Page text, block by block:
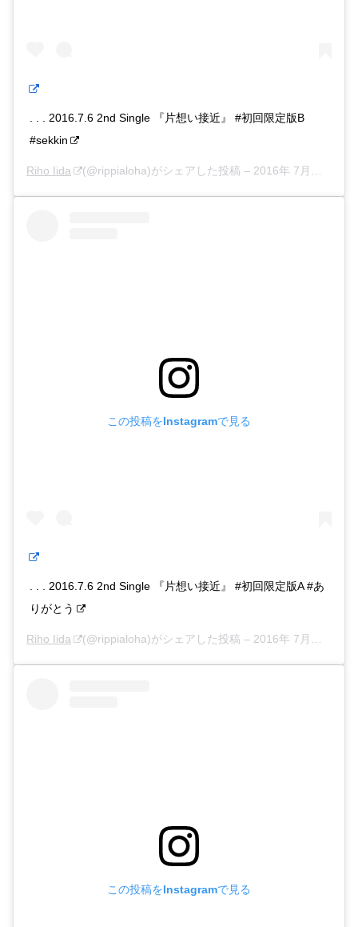
. . . 2016.7.6 2nd Single 『片想い接近』 #初回限定版B
#sekkin
Riho Iida (@rippialoha)がシェアした投稿 – 2016年 7月月6日午前8時54分PDT
この投稿をInstagramで見る
. . . 2016.7.6 2nd Single 『片想い接近』 #初回限定版A #あ
りがとう
Riho Iida (@rippialoha)がシェアした投稿 – 2016年 7月月6日午前8時52分PDT
この投稿をInstagramで見る